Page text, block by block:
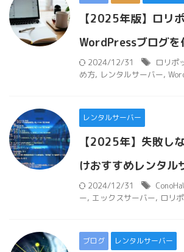
【2025年版】ロリ
WordPressブログを
2024/12/31 ロリポ
め方, レンタルサーバー,
レンタルサーバー
【2025年】失敗し
けおすすめレンタル
2024/12/31
ー, エックスサーバー, ロリ
ブログ レンタルサーバー